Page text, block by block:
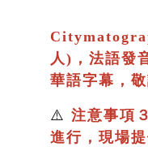
人)，法語發
華語字幕，敬
⚠️ 注意事項
進行 ，現場